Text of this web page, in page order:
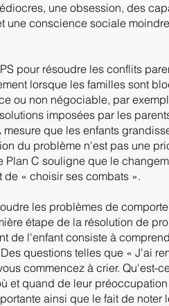
une obsession, des
une conscience sociale
pour résoudre les conflits
lorsque les familles sont
ou non négociable, par
imposées par les
que les enfants
du problème n'est pas une
C souligne que le
« choisir ses combats ».
les problèmes de
étape de la résolution de
de l'enfant consiste à
questions telles que « J'ai
commencez à crier. Qu'est-
et quand de leur
ainsi que le fait de noter